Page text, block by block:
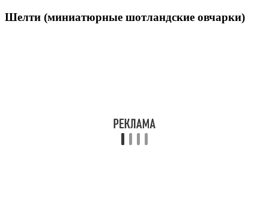
Шелти (миниатюрные шотландские овчарки)